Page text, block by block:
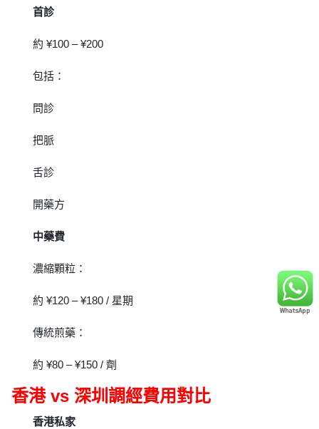
首診
約 ¥100 – ¥200
包括：
問診
把脈
舌診
開藥方
中藥費
濃縮顆粒：
約 ¥120 – ¥180 / 星期
傳統煎藥：
約 ¥80 – ¥150 / 劑
香港 vs 深圳調經費用對比
香港私家